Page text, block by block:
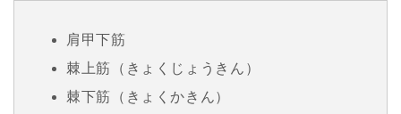
肩甲下筋
棘上筋（きょくじょうきん）
棘下筋（きょくかきん）